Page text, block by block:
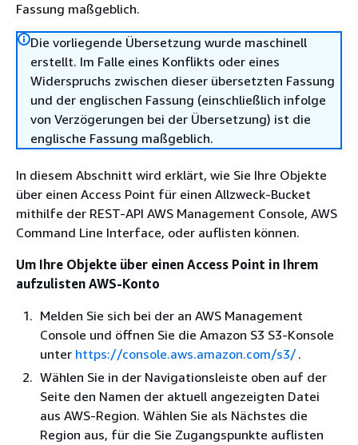
Fassung maßgeblich.
Die vorliegende Übersetzung wurde maschinell
erstellt. Im Falle eines Konflikts oder eines
Widerspruchs zwischen dieser übersetzten Fassung
und der englischen Fassung (einschließlich infolge
von Verzögerungen bei der Übersetzung) ist die
englische Fassung maßgeblich.
In diesem Abschnitt wird erklärt, wie Sie Ihre Objekte
über einen Access Point für einen Allzweck-Bucket
mithilfe der REST-API AWS Management Console, AWS
Command Line Interface, oder auflisten können.
Um Ihre Objekte über einen Access Point in Ihrem
aufzulisten AWS-Konto
Melden Sie sich bei der an AWS Management
Console und öffnen Sie die Amazon S3 S3-Konsole
unter https://console.aws.amazon.com/s3/.
Wählen Sie in der Navigationsleiste oben auf der
Seite den Namen der aktuell angezeigten Datei
aus AWS-Region. Wählen Sie als Nächstes die
Region aus, für die Sie Zugangspunkte auflisten